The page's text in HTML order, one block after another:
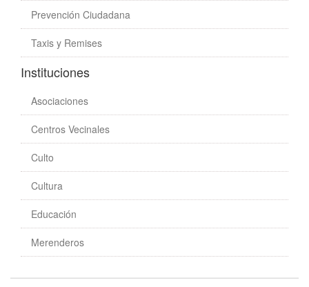
Prevención Ciudadana
Taxis y Remises
Instituciones
Asociaciones
Centros Vecinales
Culto
Cultura
Educación
Merenderos